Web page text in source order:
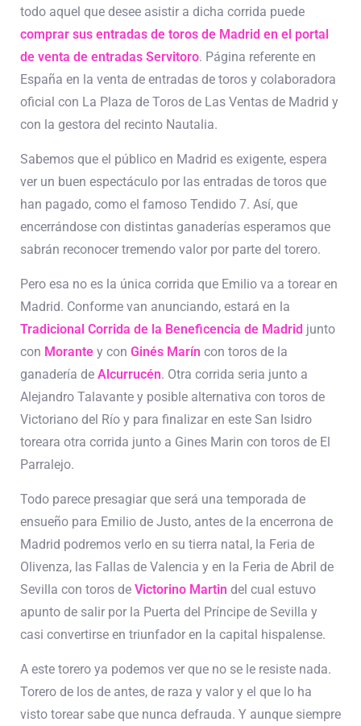
todo aquel que desee asistir a dicha corrida puede
comprar sus entradas de toros de Madrid en el portal
de venta de entradas Servitoro. Página referente en
España en la venta de entradas de toros y colaboradora
oficial con La Plaza de Toros de Las Ventas de Madrid y
con la gestora del recinto Nautalia.
Sabemos que el público en Madrid es exigente, espera
ver un buen espectáculo por las entradas de toros que
han pagado, como el famoso Tendido 7. Así, que
encerrándose con distintas ganaderías esperamos que
sabrán reconocer tremendo valor por parte del torero.
Pero esa no es la única corrida que Emilio va a torear en
Madrid. Conforme van anunciando, estará en la
Tradicional Corrida de la Beneficencia de Madrid junto
con Morante y con Ginés Marín con toros de la
ganadería de Alcurrucén. Otra corrida seria junto a
Alejandro Talavante y posible alternativa con toros de
Victoriano del Río y para finalizar en este San Isidro
toreara otra corrida junto a Gines Marin con toros de El
Parralejo.
Todo parece presagiar que será una temporada de
ensueño para Emilio de Justo, antes de la encerrona de
Madrid podremos verlo en su tierra natal, la Feria de
Olivenza, las Fallas de Valencia y en la Feria de Abril de
Sevilla con toros de Victorino Martin del cual estuvo
apunto de salir por la Puerta del Príncipe de Sevilla y
casi convertirse en triunfador en la capital hispalense.
A este torero ya podemos ver que no se le resiste nada.
Torero de los de antes, de raza y valor y el que lo ha
visto torear sabe que nunca defrauda. Y aunque siempre